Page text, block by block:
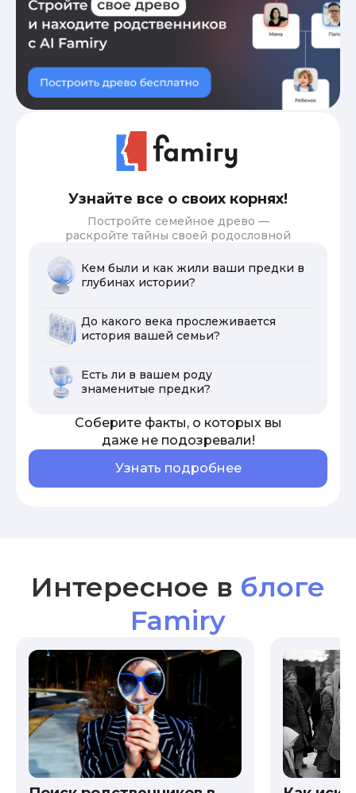
Узнайте все о своих корнях!
Постройте семейное древо —
раскройте тайны своей родословной
Кем были и как жили ваши предки в
глубинах истории?
До какого века прослеживается
история вашей семьи?
Есть ли в вашем роду
знаменитые предки?
Соберите факты, о которых вы
даже не подозревали!
Узнать подробнее
Интересное в блоге
Famiry